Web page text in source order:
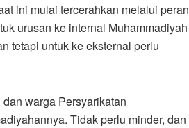
ini mulai tercerahkan melalui peran
urusan ke internal Muhammadiyah
tetapi untuk ke eksternal perlu
warga Persyarikatan
Tidak perlu minder, dan